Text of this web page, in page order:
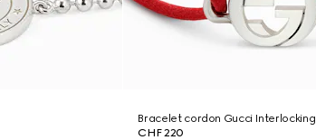
Bracelet cordon Gucci Interlocking
CHF 220